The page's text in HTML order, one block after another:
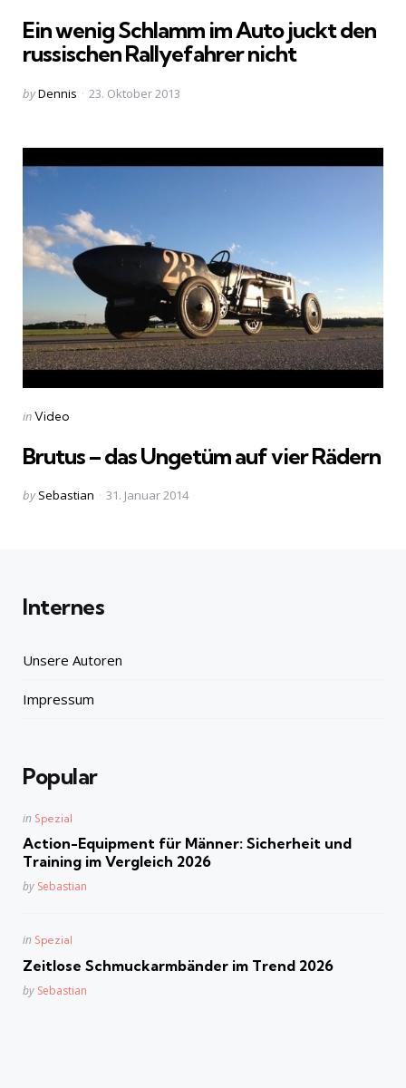
Ein wenig Schlamm im Auto juckt den
russischen Rallyefahrer nicht
Posted
byDennis 23. Oktober 2013
Categories
Posted
inVideo
Brutus – das Ungetüm auf vier Rädern
Posted
by Sebastian 31. Januar 2014
Internes
Unsere Autoren
Impressum
Popular
Posted
in Spezial
Action-Equipment für Männer: Sicherheit und
Training im Vergleich 2026
Posted
by Sebastian
Posted
in Spezial
Zeitlose Schmuckarmbänder im Trend 2026
Posted
by Sebastian